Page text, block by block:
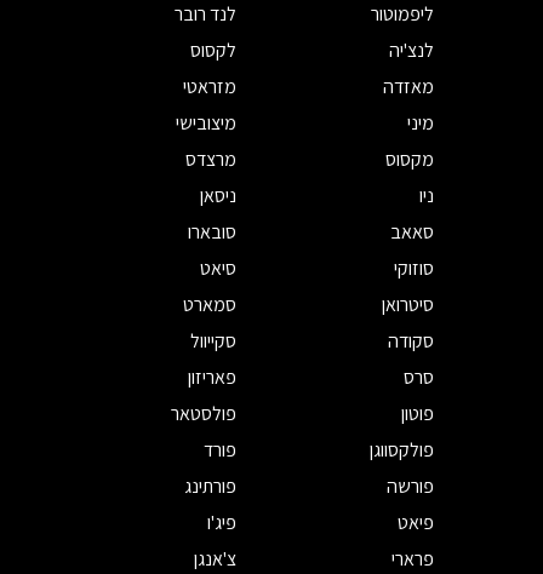
ליפמוטור
לנד רובר
לנצ'יה
לקסוס
מאזדה
מזראטי
מיני
מיצובישי
מקסוס
מרצדס
ניו
ניסאן
סאאב
סובארו
סוזוקי
סיאט
סיטרואן
סמארט
סקודה
סקייוול
סרס
פאריזון
פוטון
פולסטאר
פולקסווגן
פורד
פורשה
פורתינג
פיאט
פיג'ו
פרארי
צ'אנגן